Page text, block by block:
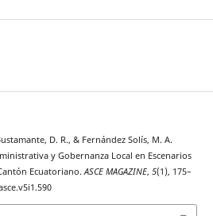
D. R., & Fernández Solís, M. A.
y Gobernanza Local en Escenarios
Ecuatoriano.ASCE MAGAZINE, 5(1), 175–